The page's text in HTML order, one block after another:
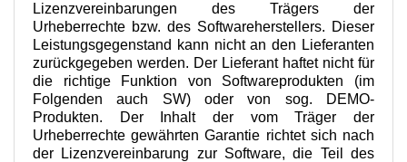
Lizenzvereinbarungen des Trägers der
Urheberrechte bzw. des Softwareherstellers. Dieser
Leistungsgegenstand kann nicht an den Lieferanten
zurückgegeben werden. Der Lieferant haftet nicht für
die richtige Funktion von Softwareprodukten (im
Folgenden auch SW) oder von sog. DEMO-
Produkten. Der Inhalt der vom Träger der
Urheberrechte gewährten Garantie richtet sich nach
der Lizenzvereinbarung zur Software, die Teil des